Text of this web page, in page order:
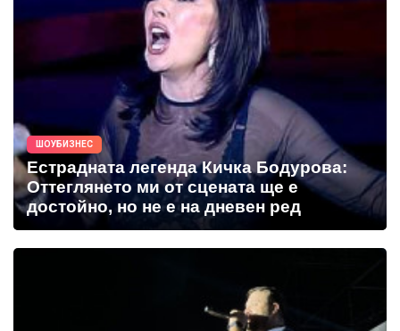
ШОУБИЗНЕС
Естрадната легенда Кичка Бодурова:
Оттеглянето ми от сцената ще е
достойно, но не е на дневен ред